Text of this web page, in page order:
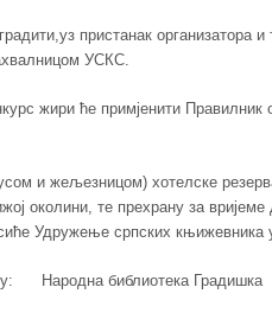
пристанак организатора и
УСКС.
жири ће примјенити
и жељезницом) хотелске
околини, те прехрану за
Удружење српских књижевника
Народна библиотека Градишка